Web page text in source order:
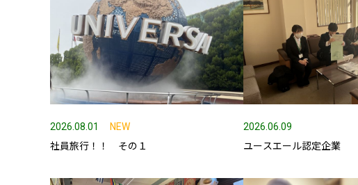
2026.08.01
NEW
社員旅行！！ その１
2026.06.09
ユースエール認定企業
事業内容
土木部門
建築部門